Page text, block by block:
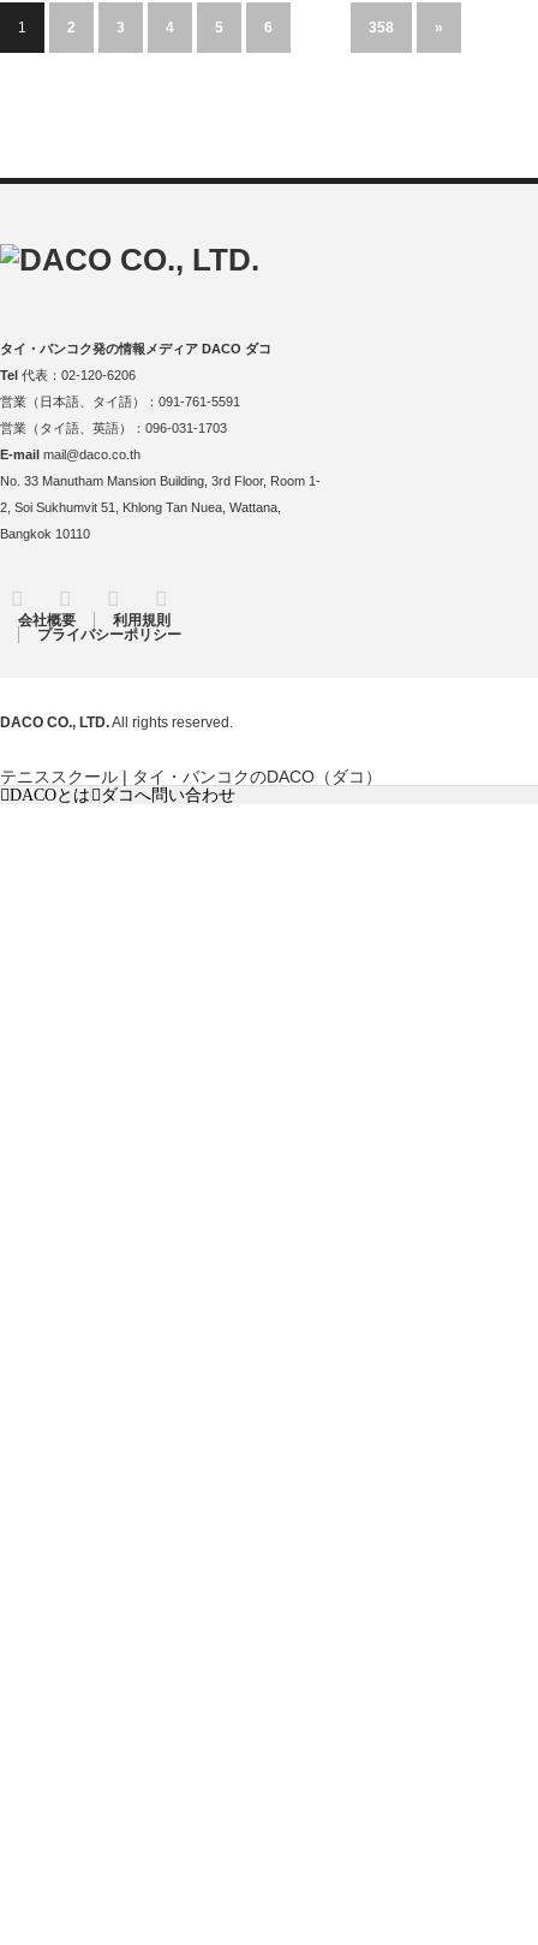
1 2 3 4 5 6 358 »
タイ・バンコク発の情報メディア DACO ダコ
Tel 代表：02-120-6206
営業（日本語、タイ語）：091-761-5591
営業（タイ語、英語）：096-031-1703
E-mail mail@daco.co.th
No. 33 Manutham Mansion Building, 3rd Floor, Room 1-
2, Soi Sukhumvit 51, Khlong Tan Nuea, Wattana,
Bangkok 10110
Twitter FacebookInstagram
会社概要
利用規則
プライバシーポリシー
DACO CO., LTD.All rights reserved.
テニススクール | タイ・バンコクのDACO（ダコ）
DACOとは ダコへ問い合わせ